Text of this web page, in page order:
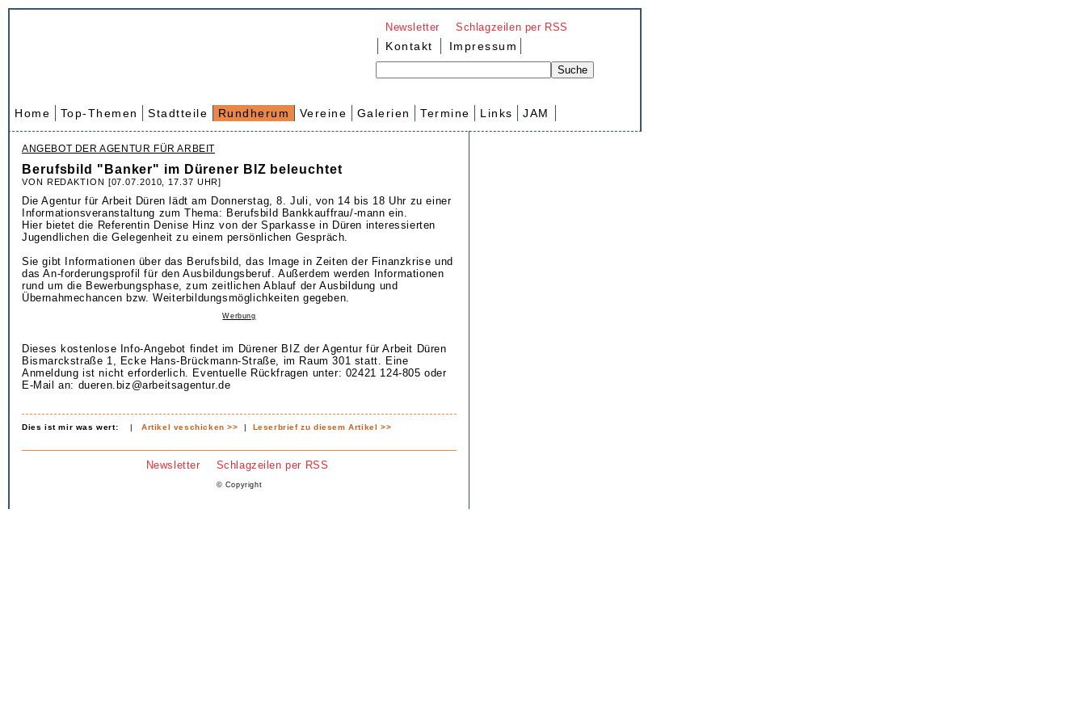
Newsletter Schlagzeilen per RSS
Kontakt Impressum
Home Top-Themen Stadtteile Rundherum Vereine Galerien Termine Links JAM
ANGEBOT DER AGENTUR FÜR ARBEIT
Berufsbild "Banker" im Dürener BIZ beleuchtet
VON REDAKTION [07.07.2010, 17.37 UHR]
Die Agentur für Arbeit Düren lädt am Donnerstag, 8. Juli, von 14 bis 18 Uhr zu einer
Informationsveranstaltung zum Thema: Berufsbild Bankkauffrau/-mann ein.
Hier bietet die Referentin Denise Hinz von der Sparkasse in Düren interessierten
Jugendlichen die Gelegenheit zu einem persönlichen Gespräch.
Sie gibt Informationen über das Berufsbild, das Image in Zeiten der Finanzkrise und
das An-forderungsprofil für den Ausbildungsberuf. Außerdem werden Informationen
rund um die Bewerbungsphase, zum zeitlichen Ablauf der Ausbildung und
Übernahmechancen bzw. Weiterbildungsmöglichkeiten gegeben.
Werbung
Dieses kostenlose Info-Angebot findet im Dürener BIZ der Agentur für Arbeit Düren
Bismarckstraße 1, Ecke Hans-Brückmann-Straße, im Raum 301 statt. Eine
Anmeldung ist nicht erforderlich. Eventuelle Rückfragen unter: 02421 124-805 oder
E-Mail an: dueren.biz@arbeitsagentur.de
Dies ist mir was wert: |Artikel veschicken >> | Leserbrief zu diesem Artikel >>
Newsletter Schlagzeilen per RSS
© Copyright